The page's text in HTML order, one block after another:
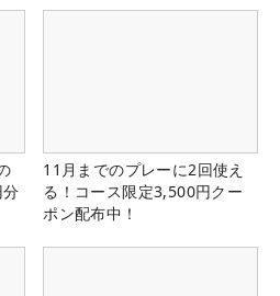
11月までのプレーに2回使え
る！コース限定3,500円クー
ポン配布中！